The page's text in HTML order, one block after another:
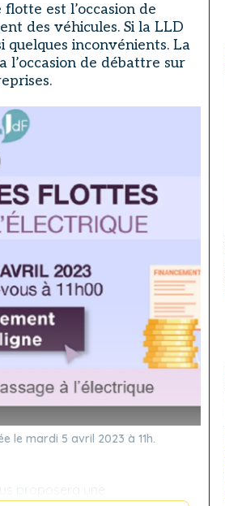
est l’occasion de
des véhicules. Si la LLD
inconvénients. La
l’occasion de débattre sur
le mardi 5 avril 2023 à 11h.